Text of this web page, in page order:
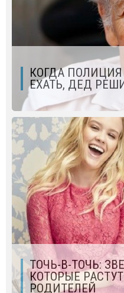
КОГДА
ЕХАТЬ, ДЕД
ТОЧЬ-В-ТОЧЬ:
КОТОРЫЕ
РОДИТЕЛЕЙ